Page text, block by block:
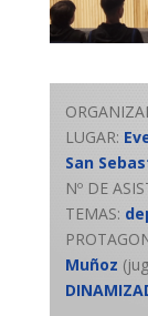
LUGAR:
San
Nº DE
TEMAS:
Muñoz